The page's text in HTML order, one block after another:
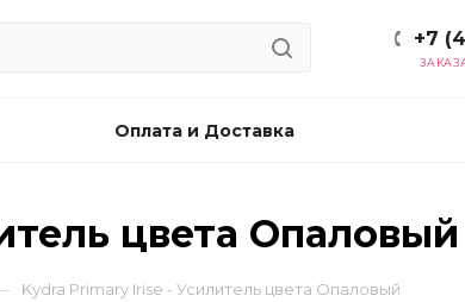
+7
Оплата и Доставка
цвета Опаловый
Kydra Primary Irise - Усилитель цвета Опаловый